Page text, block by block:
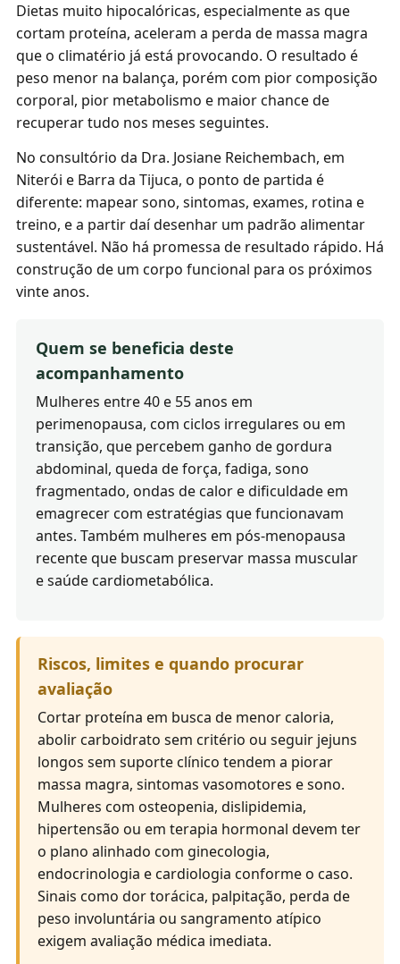
Dietas muito hipocalóricas, especialmente as que
cortam proteína, aceleram a perda de massa magra
que o climatério já está provocando. O resultado é
peso menor na balança, porém com pior composição
corporal, pior metabolismo e maior chance de
recuperar tudo nos meses seguintes.
No consultório da Dra. Josiane Reichembach, em
Niterói e Barra da Tijuca, o ponto de partida é
diferente: mapear sono, sintomas, exames, rotina e
treino, e a partir daí desenhar um padrão alimentar
sustentável. Não há promessa de resultado rápido. Há
construção de um corpo funcional para os próximos
vinte anos.
Quem se beneficia deste
acompanhamento
Mulheres entre 40 e 55 anos em
perimenopausa, com ciclos irregulares ou em
transição, que percebem ganho de gordura
abdominal, queda de força, fadiga, sono
fragmentado, ondas de calor e dificuldade em
emagrecer com estratégias que funcionavam
antes. Também mulheres em pós-menopausa
recente que buscam preservar massa muscular
e saúde cardiometabólica.
Riscos, limites e quando procurar
avaliação
Cortar proteína em busca de menor caloria,
abolir carboidrato sem critério ou seguir jejuns
longos sem suporte clínico tendem a piorar
massa magra, sintomas vasomotores e sono.
Mulheres com osteopenia, dislipidemia,
hipertensão ou em terapia hormonal devem ter
o plano alinhado com ginecologia,
endocrinologia e cardiologia conforme o caso.
Sinais como dor torácica, palpitação, perda de
peso involuntária ou sangramento atípico
exigem avaliação médica imediata.